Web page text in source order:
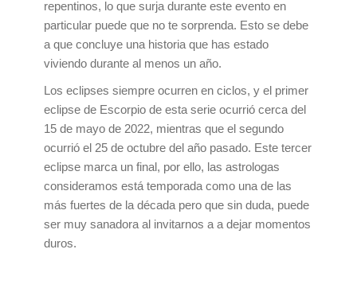
repentinos, lo que surja durante este evento en
particular puede que no te sorprenda. Esto se debe
a que concluye una historia que has estado
viviendo durante al menos un año.
Los eclipses siempre ocurren en ciclos, y el primer
eclipse de Escorpio de esta serie ocurrió cerca del
15 de mayo de 2022, mientras que el segundo
ocurrió el 25 de octubre del año pasado. Este tercer
eclipse marca un final, por ello, las astrologas
consideramos está temporada como una de las
más fuertes de la década pero que sin duda, puede
ser muy sanadora al invitarnos a a dejar momentos
duros.